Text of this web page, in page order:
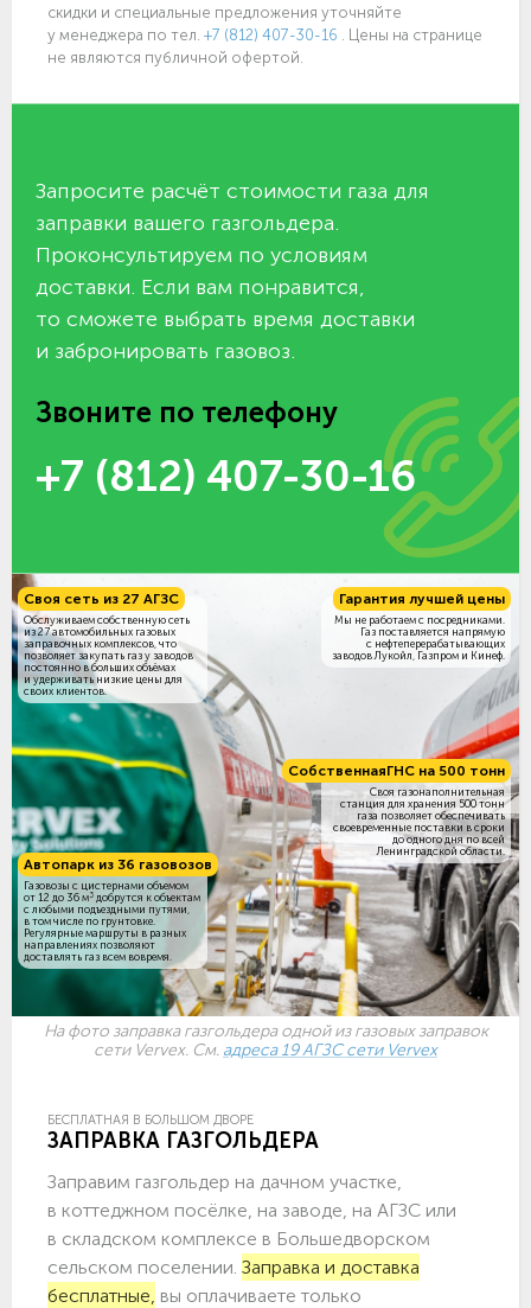
скидки и специальные предложения уточняйте
у менеджера по тел. +7 (812) 407-30-16 . Цены на странице
не являются публичной офертой.
Запросите расчёт стоимости газа для
заправки вашего газгольдера.
Проконсультируем по условиям
доставки. Если вам понравится,
то сможете выбрать время доставки
и забронировать газовоз.
Звоните по телефону
+7 (812) 407-30-16
СобственнаяГНС на 500 тонн
Своя газонаполнительная
станция для хранения 500 тонн
газа позволяет обеспечивать
своевременные поставки в сроки
до одного дня по всей
Ленинградской области.
Своя сеть из 27 АГЗС
Обслуживаем собственную сеть
из 27 автомобильных газовых
заправочных комплексов, что
позволяет закупать газ у заводов
постоянно в больших объёмах
и удерживать низкие цены для
своих клиентов.
Гарантия лучшей цены
Мы не работаем с посредниками.
Газ поставляется напрямую
с нефтеперерабатывающих
заводов Лукойл, Газпром и Кинеф.
Автопарк из 36 газовозов
Газовозы с цистернами объемом
от 12 до 36 м3 добрутся к объектам
c любыми подъездными путями,
в том числе по грунтовке.
Регулярные маршруты в разных
направлениях позволяют
доставлять газ всем вовремя.
На фото заправка газгольдера одной из газовых заправок
сети Vervex. См. адреса 19 АГЗС сети Vervex
БЕСПЛАТНАЯ В БОЛЬШОМ ДВОРЕ
ЗАПРАВКА ГАЗГОЛЬДЕРА
Заправим газгольдер на дачном участке,
в коттеджном посёлке, на заводе, на АГЗС или
в складском комплексе в Большедворском
сельском поселении. Заправка и доставка
бесплатные, вы оплачиваете только